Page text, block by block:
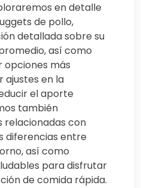
en detalle
de pollo,
detallada sobre su
así como
opciones más
ajustes en la
el aporte
también
relacionadas con
diferencias entre
así como
para disfrutar
de comida rápida.